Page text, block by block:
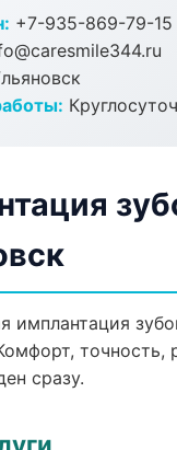
+7-935-869-79-15
имплантация
точность,
сразу.